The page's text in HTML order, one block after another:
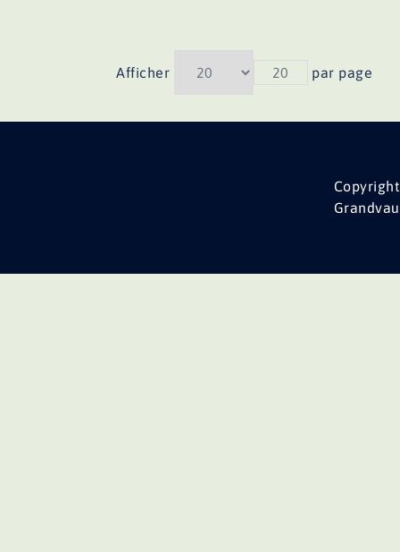
Afficher 20 par page